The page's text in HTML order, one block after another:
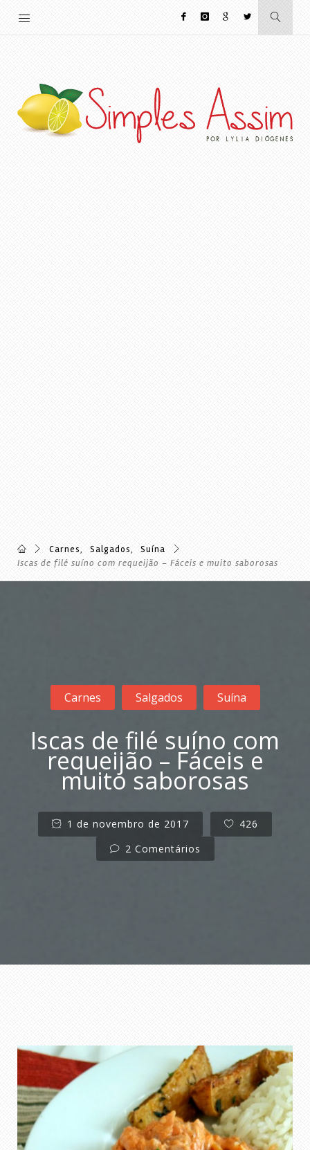
Carnes, Salgados,
Suína
Iscas de filé suíno com requeijão – Fáceis e muito saborosas
Carnes Salgados Suína
Iscas de filé suíno com
requeijão – Fáceis e
muito saborosas
1 de novembro de 2017
426
2 Comentários